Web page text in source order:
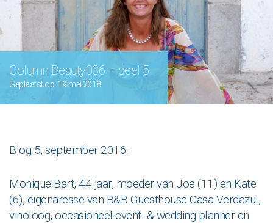
Column Beauty036 – deel 5
Geplaatst op: 19 mei 2018
Blog 5, september 2016:
Monique Bart, 44 jaar, moeder van Joe (11) en Kate
(6), eigenaresse van B&B Guesthouse Casa Verdazul,
vinoloog, occasioneel event- & wedding planner en